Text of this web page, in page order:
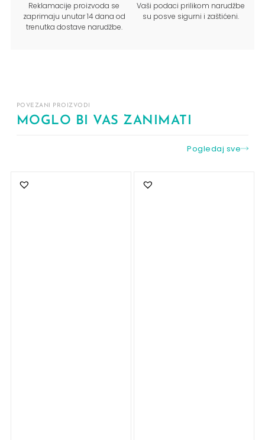
Reklamacije proizvoda se
zaprimaju unutar 14 dana od
trenutka dostave narudžbe.
Vaši podaci prilikom narudžbe
su posve sigurni i zaštićeni.
POVEZANI PROIZVODI
MOGLO BI VAS ZANIMATI
Pogledaj sve